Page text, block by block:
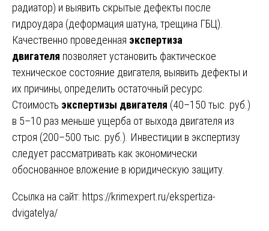
радиатор) и выявить скрытые дефекты после
гидроудара (деформация шатуна, трещина ГБЦ).
Качественно проведенная экспертиза
двигателя позволяет установить фактическое
техническое состояние двигателя, выявить дефекты и
их причины, определить остаточный ресурс.
Стоимость экспертизы двигателя (40–150 тыс. руб.)
в 5–10 раз меньше ущерба от выхода двигателя из
строя (200–500 тыс. руб.). Инвестиции в экспертизу
следует рассматривать как экономически
обоснованное вложение в юридическую защиту.
Ссылка на сайт: https://krimexpert.ru/ekspertiza-
dvigatelya/